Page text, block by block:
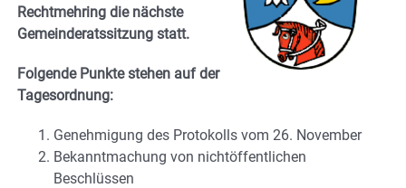
Rechtmehring die nächste
Gemeinderatssitzung statt.
Folgende Punkte stehen auf der
Tagesordnung:
Genehmigung des Protokolls vom 26. November
Bekanntmachung von nichtöffentlichen
Beschlüssen